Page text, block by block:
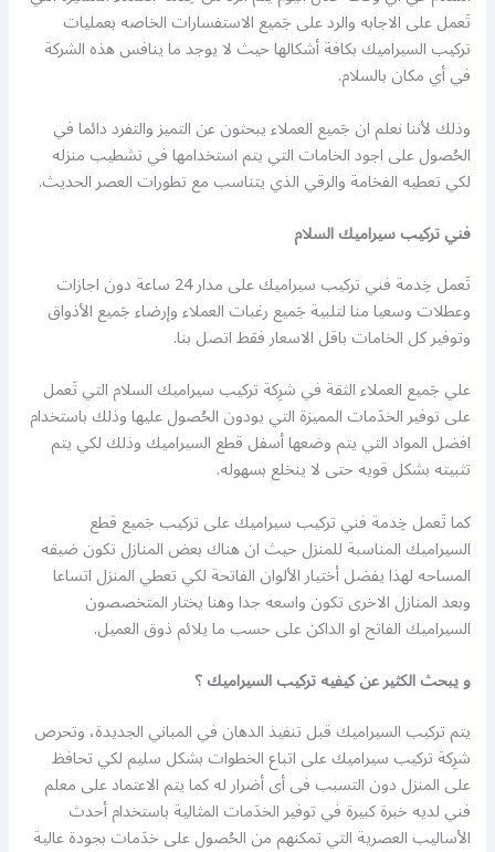
تَعمل على الاجابه والرد على جَميع الاستفسارات الخاصه بعمليات
تركيب السيراميك بكافة أشكالها حيث لا يوجد ما ينافس هذه الشركة
في أي مكان بالسلام.
وذلك لأننا نعلم ان جَميع العملاء يبحثون عن التميز والتفرد دائما في
الحُصول على اجود الخامات التي يتم استخدامها في تشطيب منزله
لكي تعطيه الفخامة والرقي الذي يتناسب مع تطورات العصر الحديث.
فني تركيب سيراميك السلام
تَعمل خِدمة فني تركيب سيراميك على مدار 24 ساعة دون اجازات
وعطلات وسعيا منا لتلبية جَميع رغبات العملاء وإرضاء جَميع الأذواق
وتوفير كل الخامات باقل الاسعار فقط اتصل بنا.
علي جَميع العملاء الثقة في شرِكة تركيب سيراميك السلام التي تَعمل
على توفير الخدَمات المميزة التي يودون الحُصول عليها وذلك باستخدام
افضل المواد التي يتم وضعها أسفل قطع السيراميك وذلك لكي يتم
تثبيته بشكل قويه حتى لا ينخلع بسهوله.
كما تَعمل خِدمة فني تركيب سيراميك على تركيب جَميع قطع
السيراميك المناسبة للمنزل حيث ان هناك بعض المنازل تكون ضيقه
المساحه لهذا يفضل أختيار الألوان الفاتحة لكي تعطي المنزل اتساعا
وبعد المنازل الاخرى تكون واسعه جدا وهنا يختار المتخصصون
السيراميك الفاتح او الداكن على حسب ما يلائم ذوق العميل.
و يبحث الكثير عن كيفيه تركيب السيراميك ؟
يتم تركيب السيراميك قبل تنفيذ الدهان في المباني الجديدة، وتحرص
شرِكة تركيب سيراميك على اتباع الخطوات بشكل سليم لكي تحافظ
على المنزل دون التسبب فى أى أضرار له كما يتم الاعتماد على معلم
فني لديه خبرة كبيرة في توفير الخدَمات المثالية باستخدام أحدث
الأساليب العصرية التي تمكنهم من الحُصول على خدَمات بجودة عالية